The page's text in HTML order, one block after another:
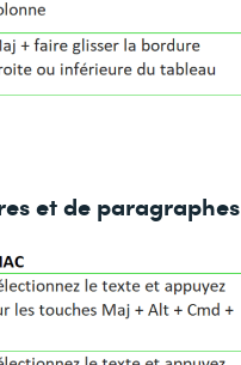
et de paragraphes